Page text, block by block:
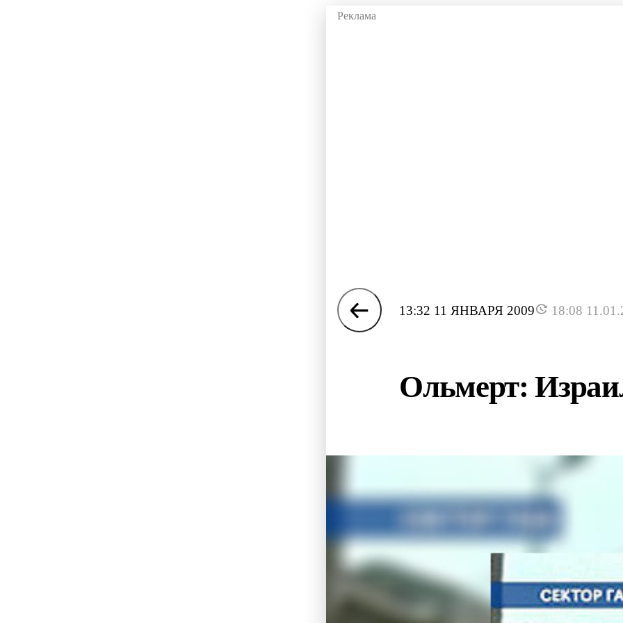
13:32 11 ЯНВАРЯ 2009 18:08
Ольмерт: